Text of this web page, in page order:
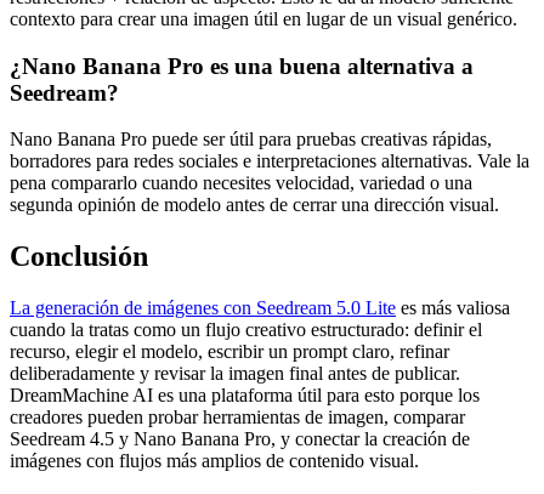
contexto para crear una imagen útil en lugar de un visual genérico.
¿Nano Banana Pro es una buena alternativa a
Seedream?
Nano Banana Pro puede ser útil para pruebas creativas rápidas,
borradores para redes sociales e interpretaciones alternativas. Vale la
pena compararlo cuando necesites velocidad, variedad o una
segunda opinión de modelo antes de cerrar una dirección visual.
Conclusión
La generación de imágenes con Seedream 5.0 Lite es más valiosa
cuando la tratas como un flujo creativo estructurado: definir el
recurso, elegir el modelo, escribir un prompt claro, refinar
deliberadamente y revisar la imagen final antes de publicar.
DreamMachine AI es una plataforma útil para esto porque los
creadores pueden probar herramientas de imagen, comparar
Seedream 4.5 y Nano Banana Pro, y conectar la creación de
imágenes con flujos más amplios de contenido visual.